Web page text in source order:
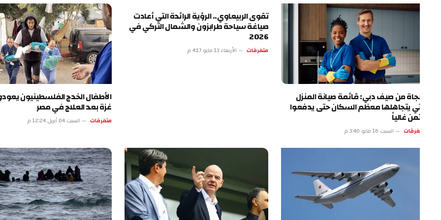
من صيف دبي: قائمة صيانة المنزل
يتجاهلها معظم السكان حتى يدفعوا
غالياً
السبت 16 مايو 3:40 م
تقوى الربيعاوي.. الرؤية الرائدة التي أعادت
صياغة سياحة طرابزون والشمال التركي في
الأربعاء 13 مايو 4:17 م
الأطفال الخدج الفلسطينيون يعودون إلى
غزة بعد العلاج في مصر
متفرقات السبت 04 أبريل 12:24 م